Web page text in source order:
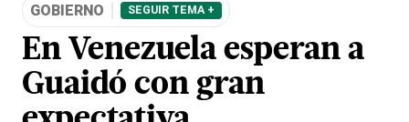
GOBIERNO SEGUIR TEMA +
En Venezuela esperan a
Guaidó con gran